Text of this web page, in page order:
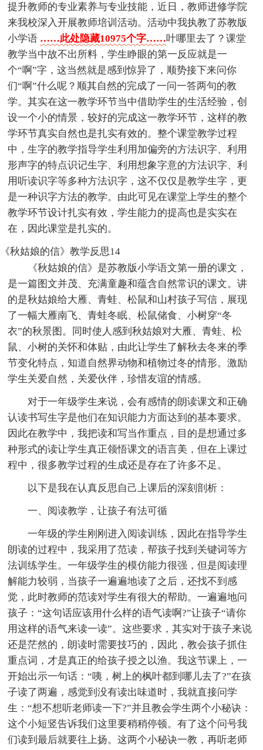
提升教师的专业素养与专业技能，近日，教师进修学院
来我校深入开展教师培训活动。活动中我执教了苏教版
小学语 ……此处隐藏10975个字……叶哪里去了？课堂
教学当中故不出所料，学生睁眼的第一反应就是一
个“啊”字，这当然就是感到惊异了，顺势接下来问你
们“啊”什么呢？顺其自然的完成了一问一答两句的教
学。其实在这一教学环节当中借助学生的生活经验，创
设一个小的情景，较好的完成这一教学环节，这样的教
学环节真实自然也是扎实有效的。整个课堂教学过程
中，生字的教学指导学生利用加偏旁的方法识字、利用
形声字的特点识记生字、利用想象字意的方法识字、利
用听读识字等多种方法识字，这不仅仅是教学生字，更
是一种识字方法的教学。由此可见在课堂上学生的整个
教学环节设计扎实有效，学生能力的提高也是实实在
在，因此课堂是扎实的。
《秋姑娘的信》教学反思14
《秋姑娘的信》是苏教版小学语文第一册的课文，
是一篇图文并茂、充满童趣和蕴含自然常识的课文。讲
的是秋姑娘给大雁、青蛙、松鼠和山村孩子写信，展现
了一幅大雁南飞、青蛙冬眠、松鼠储食、小树穿“冬
衣”的秋景图。同时使人感到秋姑娘对大雁、青蛙、松
鼠、小树的关怀和体贴，由此让学生了解秋去冬来的季
节变化特点，知道自然界动物和植物过冬的情形。激励
学生关爱自然，关爱伙伴，珍惜友谊的情感。
对于一年级学生来说，会有感情的朗读课文和正确
认读书写生字是他们在知识能力方面达到的基本要求。
因此在教学中，我把读和写当作重点，目的是想通过多
种形式的读让学生真正领悟课文的语言美，但在上课过
程中，很多教学过程的生成还是存在了许多不足。
以下是我在认真反思自己上课后的深刻剖析：
一、阅读教学，让孩子有法可循
一年级的学生刚刚进入阅读训练，因此在指导学生
朗读的过程中，我采用了范读，帮孩子找到关键词等方
法训练学生。一年级学生的模仿能力很强，但是阅读理
解能力较弱，当孩子一遍遍地读了之后，还找不到感
觉，此时教师的范读对学生有很大的帮助。一遍遍地问
孩子：“这句话应该用什么样的语气读啊?”让孩子“请你
用这样的语气来读一读”。这些要求，其实对于孩子来说
还是茫然的，朗读时需要技巧的，因此，教会孩子抓住
重点词，才是真正的给孩子授之以渔。我这节课上，一
开始出示一句话：“咦，树上的枫叶都到哪儿去了?”在孩
子读了两遍，感觉到没有读出味道时，我就直接问学
生：“想不想听老师读一下?”并且教会学生两个小秘诀：
这个小短竖告诉我们这里要稍稍停顿。有了这个问号我
们读到最后就要往上扬。这两个小秘诀一教，再听老师